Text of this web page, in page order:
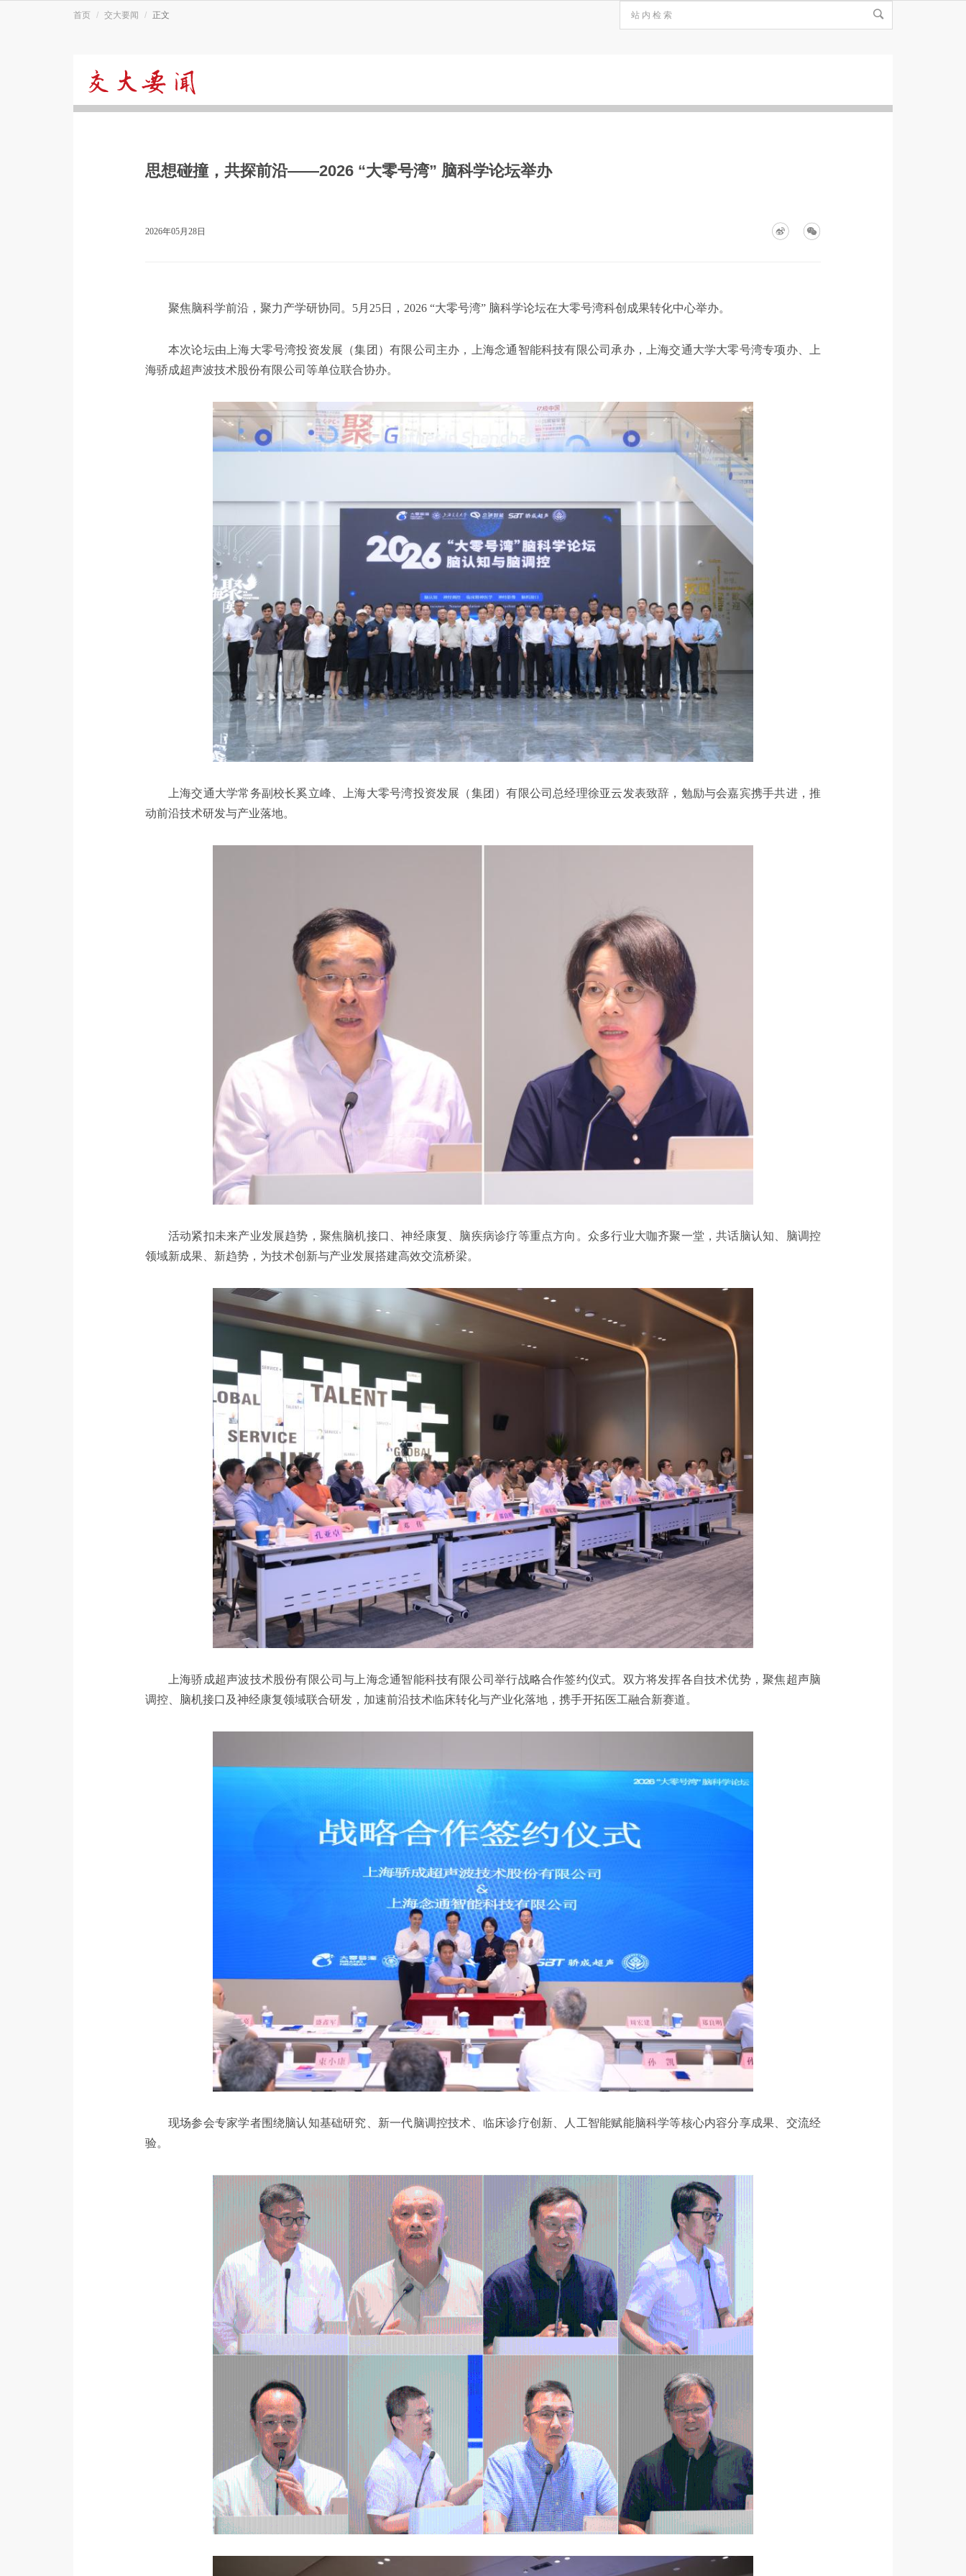
首页 交大要闻 正文
要
闻
思想碰撞，共探前沿——2026 “大零号湾” 脑科学论坛举办
2026年05月28日
聚焦脑科学前沿，聚力产学研协同。5月25日，2026 “大零号湾” 脑科学论坛在大零号湾科创成果转化中心举办。
本次论坛由上海大零号湾投资发展（集团）有限公司主办，上海念通智能科技有限公司承办，上海交通大学大零号湾专项办、上
海骄成超声波技术股份有限公司等单位联合协办。
上海交通大学常务副校长奚立峰、上海大零号湾投资发展（集团）有限公司总经理徐亚云发表致辞，勉励与会嘉宾携手共进，推
动前沿技术研发与产业落地。
活动紧扣未来产业发展趋势，聚焦脑机接口、神经康复、脑疾病诊疗等重点方向。众多行业大咖齐聚一堂，共话脑认知、脑调控
领域新成果、新趋势，为技术创新与产业发展搭建高效交流桥梁。
上海骄成超声波技术股份有限公司与上海念通智能科技有限公司举行战略合作签约仪式。双方将发挥各自技术优势，聚焦超声脑
调控、脑机接口及神经康复领域联合研发，加速前沿技术临床转化与产业化落地，携手开拓医工融合新赛道。
现场参会专家学者围绕脑认知基础研究、新一代脑调控技术、临床诊疗创新、人工智能赋能脑科学等核心内容分享成果、交流经
验。